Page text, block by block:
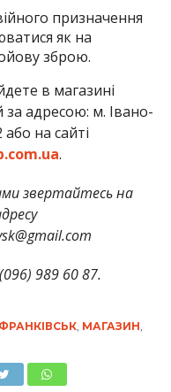
призначення
як на
зброю.
в магазині
адресою: м. Івано-
на сайті
.
звертайтесь на
989 60 87.
, МАГАЗИН